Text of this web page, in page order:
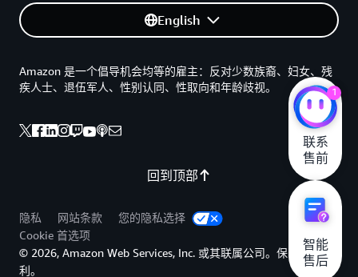
English
回到顶部
Amazon 是一个倡导机会均等的雇主：反对少数族裔、妇女、残
疾人士、退伍军人、性别认同、性取向和年龄歧视。
隐私 网站条款
您的隐私选择
Cookie 首选项
© 2026, Amazon Web Services, Inc. 或其联属公司。保留所有权
利。
1
联系
售前
智能
售后